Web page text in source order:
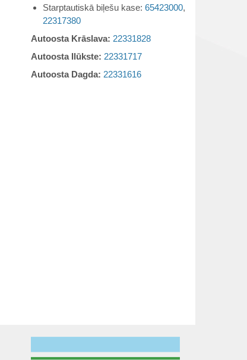
Starptautiskā biļešu kase: 65423000,
22317380
Autoosta Krāslava: 22331828
Autoosta Ilūkste: 22331717
Autoosta Dagda: 22331616